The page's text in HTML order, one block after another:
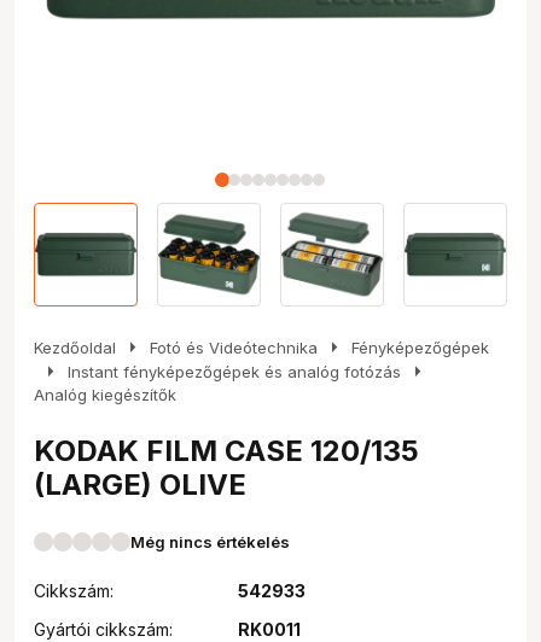
Kezdőoldal arrow_right Fotó és Videótechnika arrow_right Fényképezőgépek
arrow_right Instant fényképezőgépek és analóg fotózás arrow_right
Analóg kiegészítők
KODAK FILM CASE 120/135
(LARGE) OLIVE
Még nincs értékelés
Cikkszám:
542933
Gyártói cikkszám:
RK0011